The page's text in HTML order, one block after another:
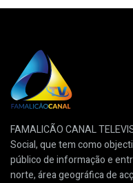
FAMALICÃO CANAL
Social, que tem como
público de informação e
norte, área geográfica de